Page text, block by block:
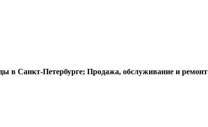
в Санкт-Петербурге; Продажа, обслуживание и ремонт